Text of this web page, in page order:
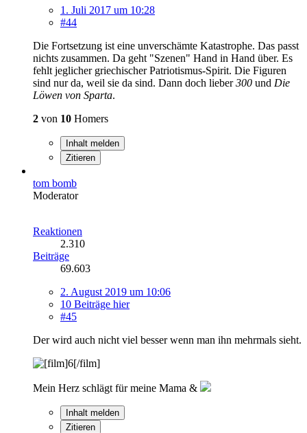
1. Juli 2017 um 10:28
#44
Die Fortsetzung ist eine unverschämte Katastrophe. Das passt
nichts zusammen. Da geht "Szenen" Hand in Hand über. Es
fehlt jeglicher griechischer Patriotismus-Spirit. Die Figuren
sind nur da, weil sie da sind. Dann doch lieber300 und Die
Löwen von Sparta.
2 von 10 Homers
Inhalt melden
Zitieren
tom bomb
Moderator
Reaktionen
2.310
Beiträge
69.603
2. August 2019 um 10:06
10 Beiträge hier
#45
Der wird auch nicht viel besser wenn man ihn mehrmals sieht.
Mein Herz schlägt für meine Mama &
Inhalt melden
Zitieren